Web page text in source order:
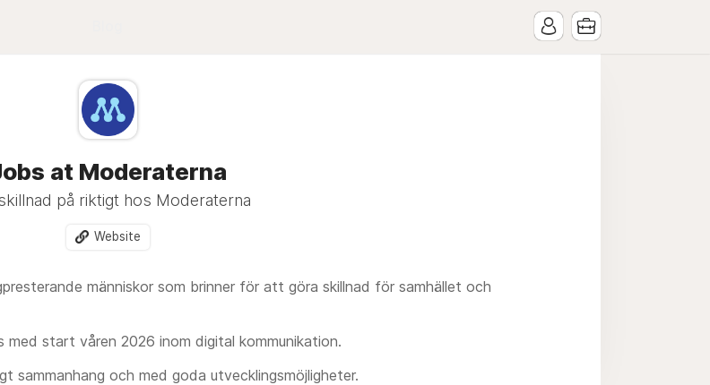
at Moderaterna
på riktigt hos Moderaterna
Website
människor som brinner för att göra skillnad för samhället och
start våren 2026 inom digital kommunikation.
sammanhang och med goda utvecklingsmöjligheter.